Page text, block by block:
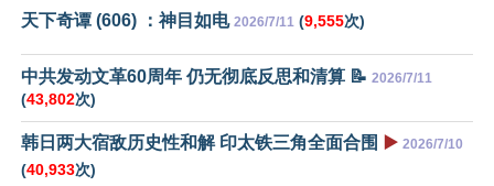
天下奇谭 (606) ：神目如电 2026/7/11 (9,555次)
中共发动文革60周年 仍无彻底反思和清算 📝 2026/7/11
(43,802次)
韩日两大宿敌历史性和解 印太铁三角全面合围 ▶️ 2026/7/10
(40,933次)